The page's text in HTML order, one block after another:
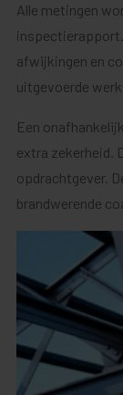
Alle metingen
afwijkingen en
uitgevoerde
Een
extra zekerheid.
opdrachtgever.
brandwerende